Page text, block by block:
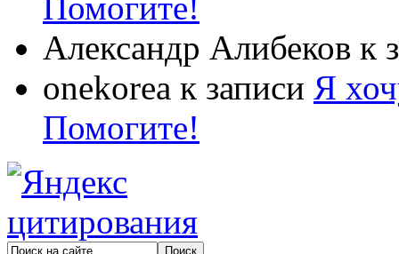
Александр Алибеков к
onekorea к записи Я
Помогите!